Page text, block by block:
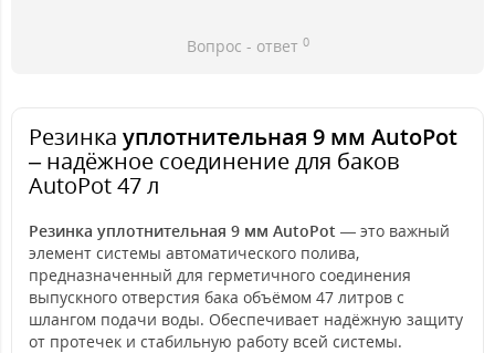
Вопрос - ответ 0
Резинка уплотнительная 9 мм AutoPot
– надёжное соединение для баков
AutoPot 47 л
Резинка уплотнительная 9 мм AutoPot — это важный
элемент системы автоматического полива,
предназначенный для герметичного соединения
выпускного отверстия бака объёмом 47 литров с
шлангом подачи воды. Обеспечивает надёжную защиту
от протечек и стабильную работу всей системы.